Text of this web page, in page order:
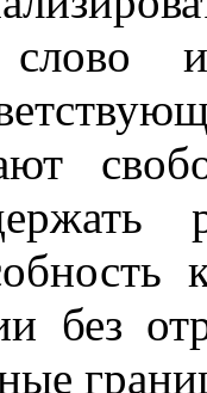
слово
без